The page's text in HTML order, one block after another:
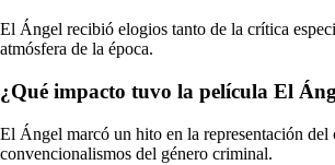
El Ángel recibió elogios tanto de la crítica
atmósfera de la época.
¿Qué impacto tuvo la película El
El Ángel marcó un hito en la representación
convencionalismos del género criminal.